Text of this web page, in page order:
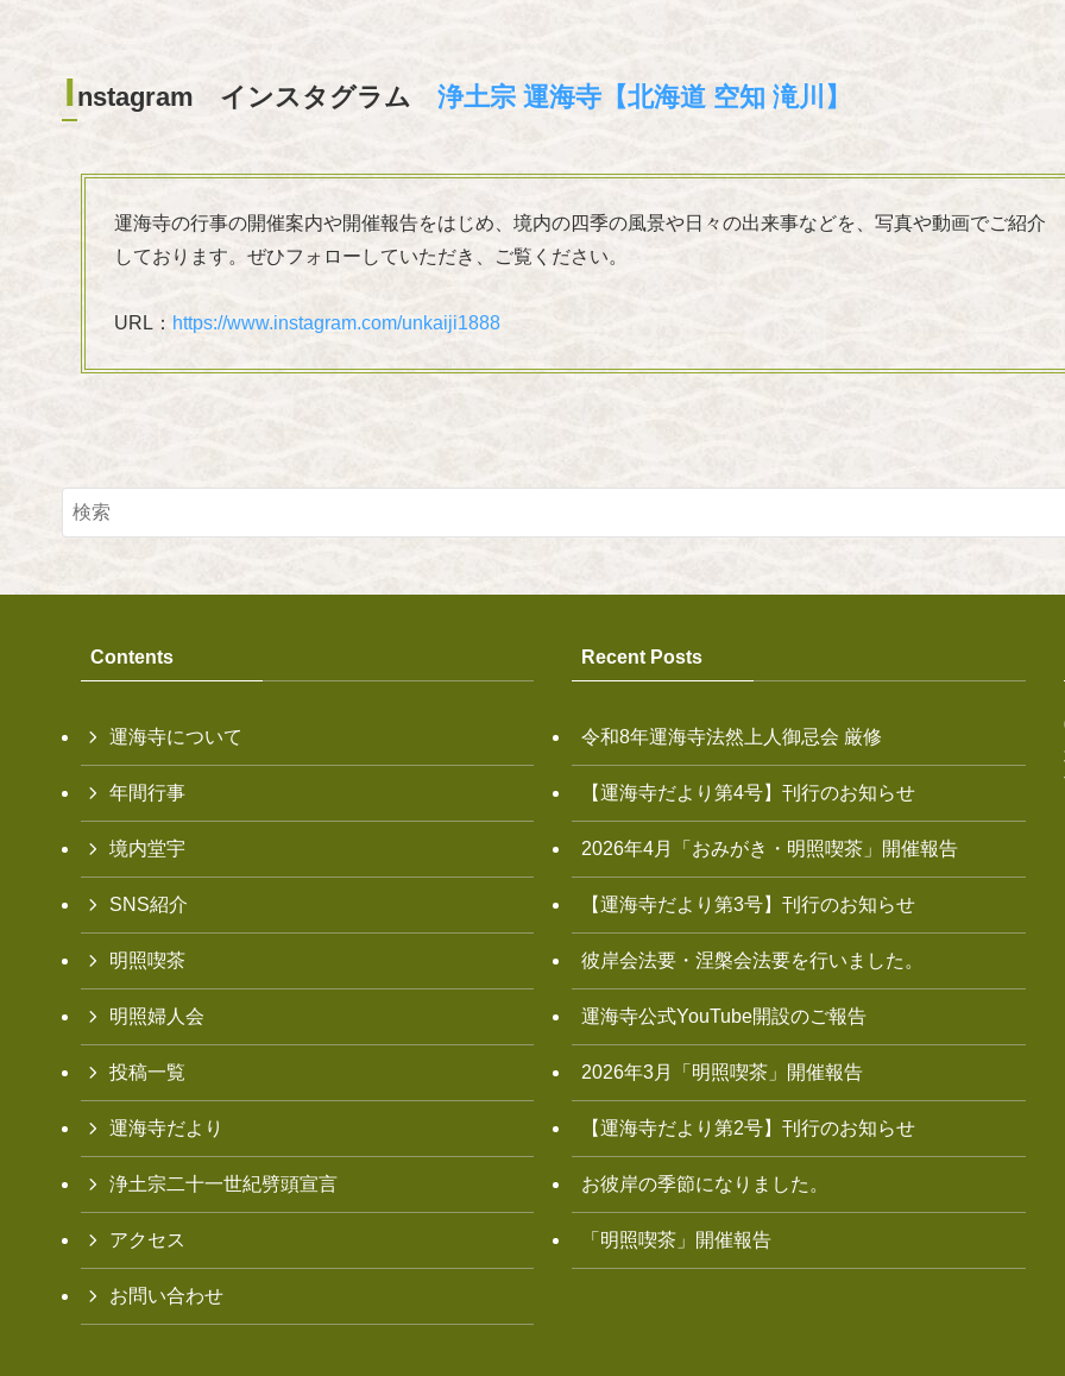
Instagram インスタグラム 浄土宗 運海寺【北海道 空知 滝川】
運海寺の行事の開催案内や開催報告をはじめ、境内の四季の風景や日々の出来事などを、写真や動画でご紹介
しております。ぜひフォローしていただき、ご覧ください。
URL： https://www.instagram.com/unkaiji1888
Contents
運海寺について
年間行事
境内堂宇
SNS紹介
明照喫茶
明照婦人会
投稿一覧
運海寺だより
浄土宗二十一世紀劈頭宣言
アクセス
お問い合わせ
Recent Posts
令和8年運海寺法然上人御忌会 厳修
【運海寺だより第4号】刊行のお知らせ
2026年4月「おみがき・明照喫茶」開催報告
【運海寺だより第3号】刊行のお知らせ
彼岸会法要・涅槃会法要を行いました。
運海寺公式YouTube開設のご報告
2026年3月「明照喫茶」開催報告
【運海寺だより第2号】刊行のお知らせ
お彼岸の季節になりました。
「明照喫茶」開催報告